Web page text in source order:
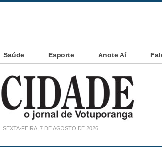
Saúde Esporte Anote Aí
SEXTA-FEIRA, 7 DE AGOSTO DE 2026